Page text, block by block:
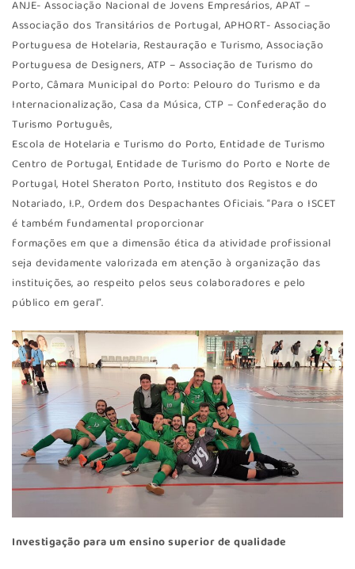
ANJE- Associação Nacional de Jovens Empresários, APAT –
Associação dos Transitários de Portugal, APHORT- Associação
Portuguesa de Hotelaria, Restauração e Turismo, Associação
Portuguesa de Designers, ATP – Associação de Turismo do
Porto, Câmara Municipal do Porto: Pelouro do Turismo e da
Internacionalização, Casa da Música, CTP – Confederação do
Turismo Português,
Escola de Hotelaria e Turismo do Porto, Entidade de Turismo
Centro de Portugal, Entidade de Turismo do Porto e Norte de
Portugal, Hotel Sheraton Porto, Instituto dos Registos e do
Notariado, I.P., Ordem dos Despachantes Oficiais. “Para o ISCET
é também fundamental proporcionar
formações em que a dimensão ética da atividade profissional
seja devidamente valorizada em atenção à organização das
instituições, ao respeito pelos seus colaboradores e pelo
público em geral”.
Investigação para um ensino superior de qualidade